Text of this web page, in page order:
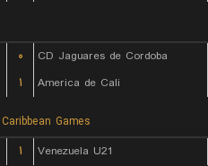
۰
CD Jaguares de Cordoba
۱ America de Cali
Games
۱ Venezuela U21